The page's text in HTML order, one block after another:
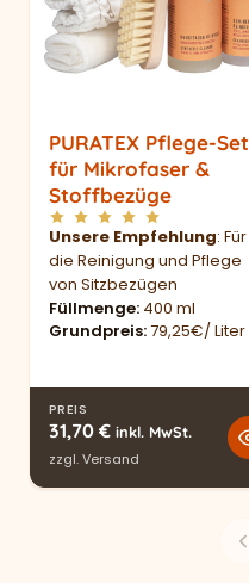
PURATEX Pflege-Set
für Mikrofaser &
Stoffbezüge
Unsere Empfehlung: Für
die Reinigung und Pflege
von Sitzbezügen
Füllmenge 400 ml
Grundpreis 79,25€/ Liter
PREIS
31,70 € inkl. MwSt.
zzgl.Versand